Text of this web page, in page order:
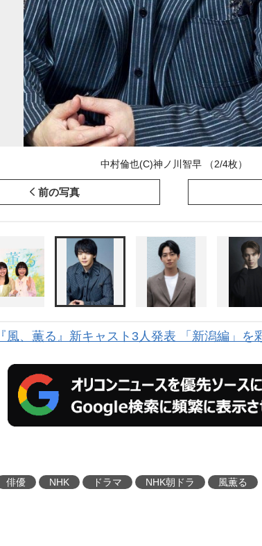
中村倫也(C)神ノ川智早 （2/4枚）
前の写真
『風、薫る』新キャスト3人発表 「新潟編」を
俳優 NHK ドラマ NHK朝ドラ 風薫る